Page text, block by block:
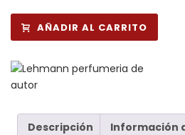
AÑADIR AL CARRITO
Descripción
Información